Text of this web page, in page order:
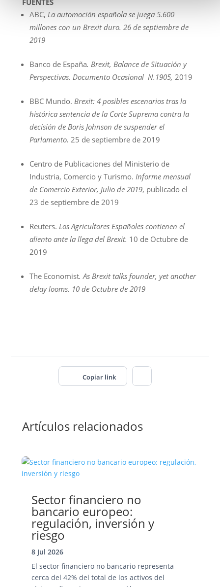
FUENTES
ABC, La automoción española se juega 5.600
millones con un Brexit duro. 26 de septiembre de
2019
Banco de España. Brexit, Balance de Situación y
Perspectivas. Documento Ocasional N. 1905, 2019
BBC Mundo. Brexit: 4 posibles escenarios tras la
histórica sentencia de la Corte Suprema contra la
decisión de Boris Johnson de suspender el
Parlamento. 25 de septiembre de 2019
Centro de Publicaciones del Ministerio de
Industria, Comercio y Turismo. Informe mensual
de Comercio Exterior, Julio de 2019, publicado el
23 de septiembre de 2019
Reuters. Los Agricultores Españoles contienen el
aliento ante la llega del Brexit. 10 de Octubre de
2019
The Economist.As Brexit talks founder, yet another
delay looms. 10 de Octubre de 2019
Copiar link
Artículos relacionados
Sector financiero no
bancario europeo:
regulación, inversión y
riesgo
8 Jul 2026
El sector financiero no bancario representa
cerca del 42% del total de los activos del